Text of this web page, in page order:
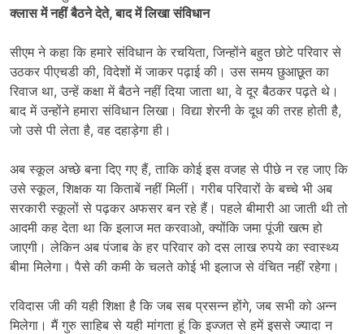
क्लास में नहीं बैठने देते, बाद में लिखा संविधान
सीएम ने कहा कि हमारे संविधान के रचयिता, जिन्होंने बहुत छोटे परिवार से
उठकर पीएचडी की, विदेशों में जाकर पढ़ाई की। उस समय छुआछूत का
रिवाज था, उन्हें कक्षा में बैठने नहीं दिया जाता था, वे दूर बैठकर पढ़ते थे।
बाद में उन्होंने हमारा संविधान लिखा। विद्या शेरनी के दूध की तरह होती है,
जो उसे पी लेता है, वह दहाड़ेगा ही।
अब स्कूल अच्छे बना दिए गए हैं, ताकि कोई इस वजह से पीछे न रह जाए कि
उसे स्कूल, शिक्षक या किताबें नहीं मिलीं। गरीब परिवारों के बच्चे भी अब
सरकारी स्कूलों से पढ़कर अफसर बन रहे हैं। पहले बीमारी आ जाती थी तो
आदमी कह देता था कि इलाज मत करवाओ, क्योंकि जमा पूंजी खत्म हो
जाएगी। लेकिन अब पंजाब के हर परिवार को दस लाख रुपये का स्वास्थ्य
बीमा मिलेगा। पैसे की कमी के चलते कोई भी इलाज से वंचित नहीं रहेगा।
रविदास जी की यही शिक्षा है कि जब सब प्रसन्न होंगे, जब सभी को अन्न
मिलेगा। मैं गुरु साहिब से यही मांगता हूं कि इज्जत से हमें इससे ज्यादा न